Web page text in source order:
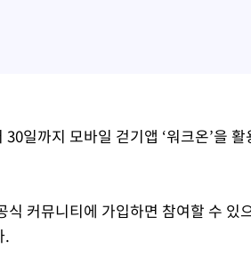
일까지 모바일 걷기앱 ‘워크온’을
커뮤니티에 가입하면 참여할 수 있
.